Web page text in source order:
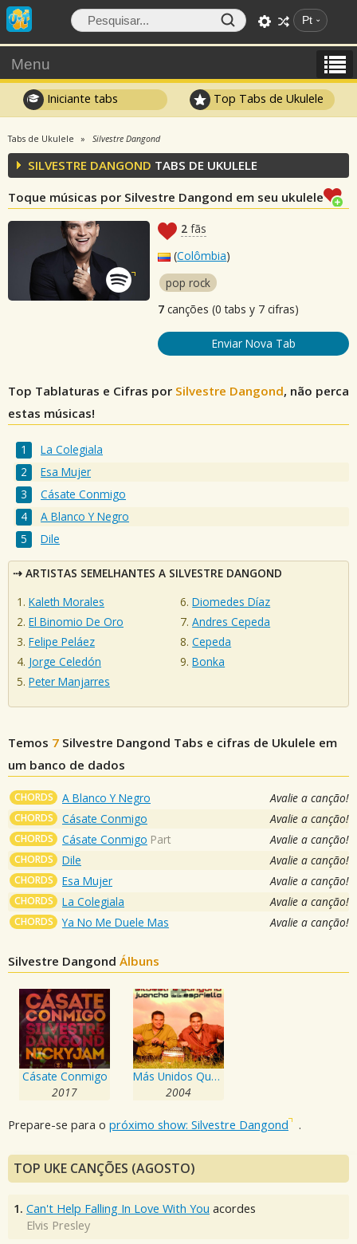
Pt
Menu
Iniciante tabs Top Tabs de Ukulele
Tabs de Ukulele Silvestre Dangond
SILVESTRE DANGOND TABS DE UKULELE
Toque músicas por Silvestre Dangond em seu ukulele
2 fãs
(Colômbia)
pop rock
7 canções (0 tabs y 7 cifras)
Enviar Nova Tab
Top Tablaturas e Cifras por Silvestre Dangond, não perca
estas músicas!
La Colegiala
Esa Mujer
Cásate Conmigo
A Blanco Y Negro
Dile
ARTISTAS SEMELHANTES A SILVESTRE DANGOND
Kaleth Morales
El Binomio De Oro
Felipe Peláez
Jorge Celedón
Peter Manjarres
Diomedes Díaz
Andres Cepeda
Cepeda
Bonka
Temos 7 Silvestre Dangond Tabs e cifras de Ukulele em
um banco de dados
CHORDS A Blanco Y Negro Avalie a canção!
CHORDS Cásate Conmigo Avalie a canção!
CHORDS Cásate Conmigo Part Avalie a canção!
CHORDS Dile Avalie a canção!
CHORDS Esa Mujer Avalie a canção!
CHORDS La Colegiala Avalie a canção!
CHORDS Ya No Me Duele Mas Avalie a canção!
Silvestre Dangond Álbuns
Cásate Conmigo
2017
Más Unidos Que Nunca
2004
Prepare-se para o próximo show: Silvestre Dangond .
TOP UKE CANÇÕES (AGOSTO)
1. Can't Help Falling In Love With You acordes
Elvis Presley